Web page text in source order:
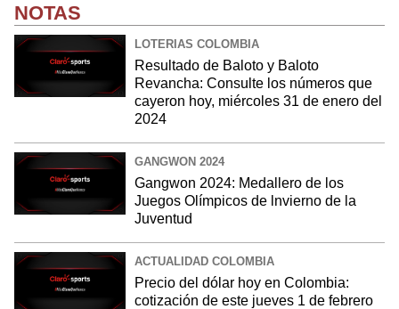
NOTAS
LOTERIAS COLOMBIA
Resultado de Baloto y Baloto
Revancha: Consulte los números que
cayeron hoy, miércoles 31 de enero del
2024
GANGWON 2024
Gangwon 2024: Medallero de los
Juegos Olímpicos de lnvierno de la
Juventud
ACTUALIDAD COLOMBIA
Precio del dólar hoy en Colombia:
cotización de este jueves 1 de febrero